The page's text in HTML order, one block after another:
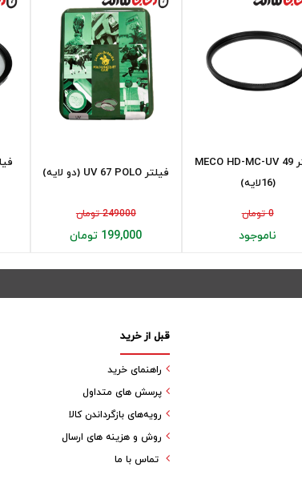
فیلتر UV 67 POLO (دو لایه)
249000 تومان
199,000 تومان
فیلتر 49 MECO HD-MC-UV
(16لایه)
0 تومان
ناموجود
قبل از خرید
راهنمای خرید
پرسش های متداول
رویه‌های بازگرداندن کالا
روش و هزینه های ارسال
تماس با ما